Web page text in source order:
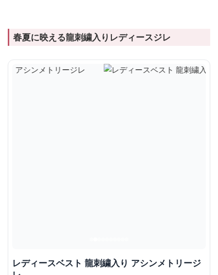
春夏に映える龍刺繍入りレディースジレ
レディースベスト 龍刺繍入り アシンメトリージ